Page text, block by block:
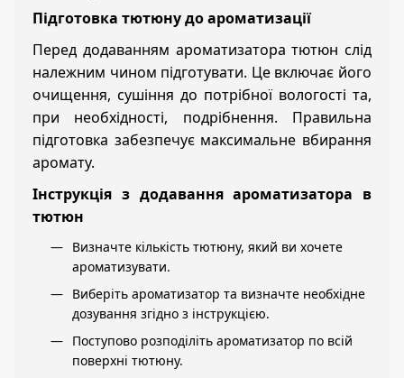
Підготовка тютюну до ароматизації
Перед додаванням ароматизатора тютюн слід
належним чином підготувати. Це включає його
очищення, сушіння до потрібної вологості та,
при необхідності, подрібнення. Правильна
підготовка забезпечує максимальне вбирання
аромату.
Інструкція з додавання ароматизатора в
тютюн
Визначте кількість тютюну, який ви хочете
ароматизувати.
Виберіть ароматизатор та визначте необхідне
дозування згідно з інструкцією.
Поступово розподіліть ароматизатор по всій
поверхні тютюну.